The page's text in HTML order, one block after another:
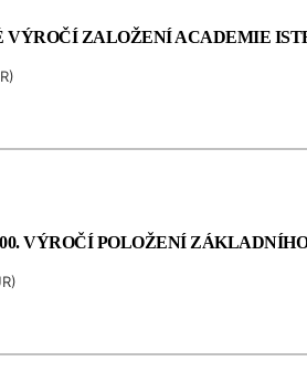
VÝROČÍ ZALOŽENÍ ACADEMIE
)
VÝROČÍ POLOŽENÍ
)